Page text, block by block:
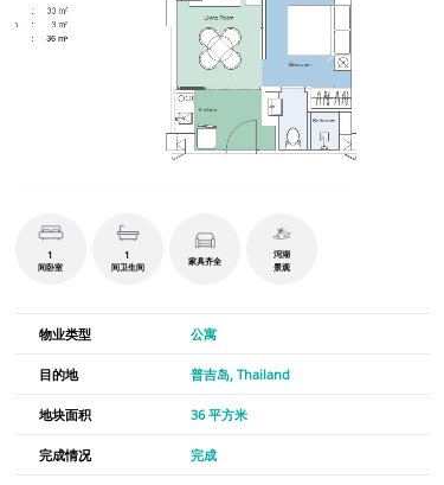
1
间卧室
1
间卫生间
家具齐全
泻湖
景观
物业类型 公寓
目的地 普吉岛, Thailand
地块面积 36 平方米
完成情况 完成